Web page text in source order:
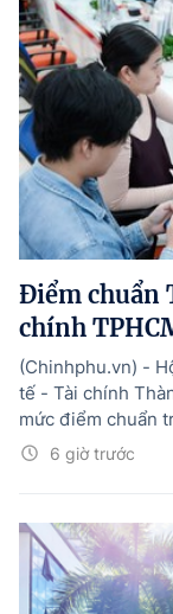
Điểm chuẩn
chính
6 giờ trước
(Chinhphu.vn) -
tế - Tài chính
mức điểm chuẩn